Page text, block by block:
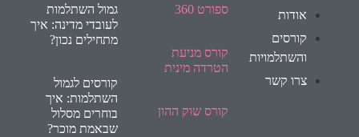
אודות
קורסים
והשתלמויות
צרו קשר
ספורט 360
קורס מניעת
הטרדה מינית
קורס שוק ההון
גמול השתלמות
לעובדי מדינה: איך
מתחילים נכון?
קורסים לגמול
השתלמות: איך
בוחרים מסלול
שבאמת מוכר?